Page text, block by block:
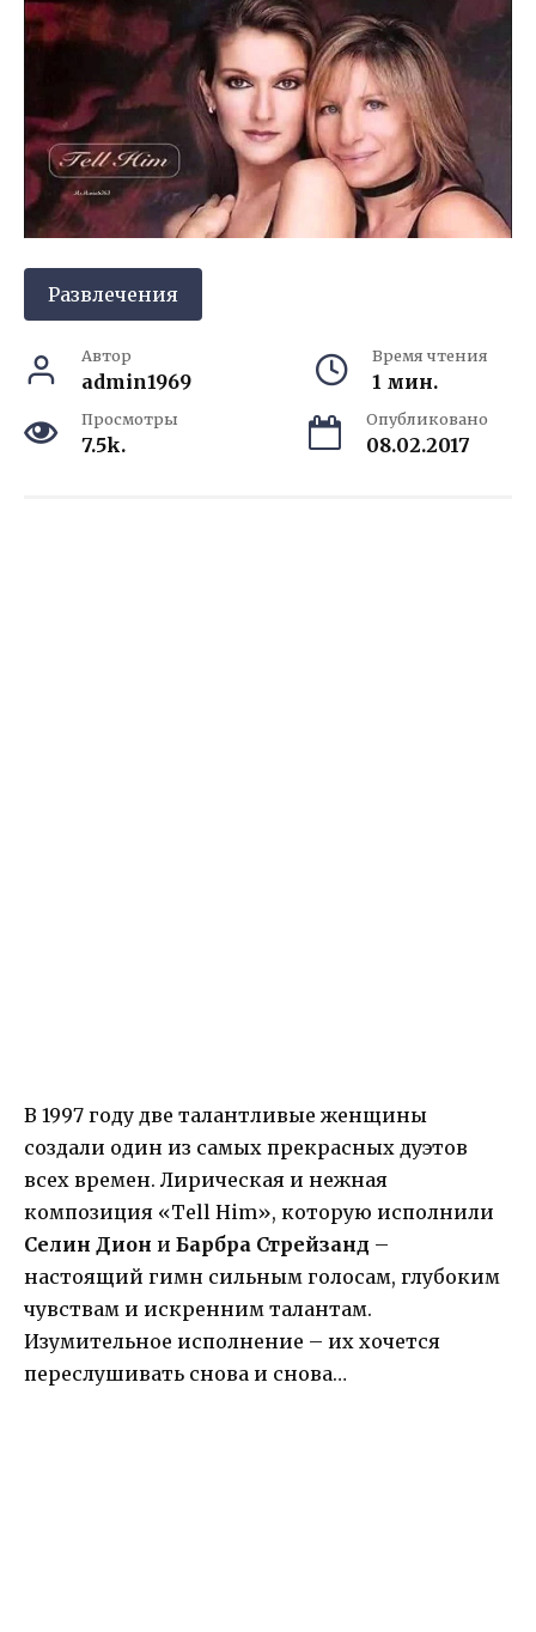
Развлечения
Автор
admin1969
Время чтения
1 мин.
Просмотры
7.5k.
Опубликовано
08.02.2017
В 1997 году две талантливые женщины
создали один из самых прекрасных дуэтов
всех времен. Лирическая и нежная
композиция «Tell Him», которую исполнили
Селин Дион и Барбра Стрейзанд –
настоящий гимн сильным голосам, глубоким
чувствам и искренним талантам.
Изумительное исполнение – их хочется
переслушивать снова и снова…